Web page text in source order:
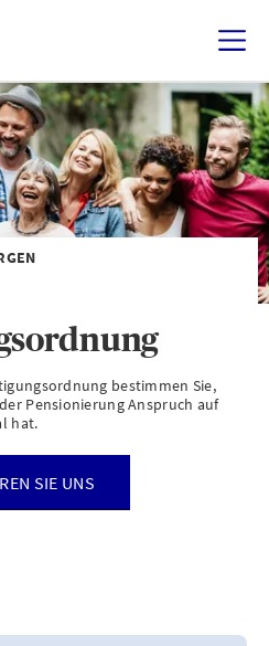
bestimmen Sie,
Pensionierung Anspruch auf
hat.
SIE UNS